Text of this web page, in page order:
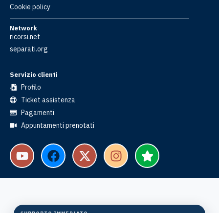
Cookie policy
Network
ricorsi.net
separati.org
Servizio clienti
Profilo
Ticket assistenza
Pagamenti
Appuntamenti prenotati